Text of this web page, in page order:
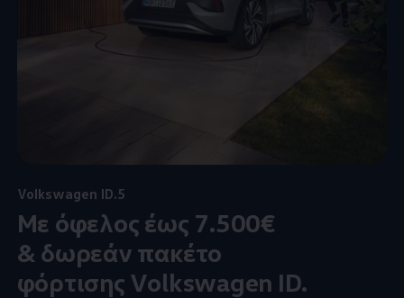
Volkswagen ID.5
Mε όφελος έως 7.500€
& δωρεάν πακέτο
φόρτισης Volkswagen ID.